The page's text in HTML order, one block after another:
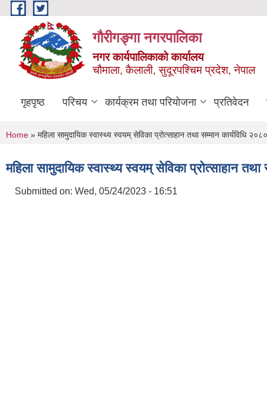
Skip to main content
गौरीगङ्गा नगरपालिका
नगर कार्यपालिकाको कार्यालय
चौमाला, कैलाली, सुदूरपश्चिम प्रदेश, नेपाल
गृहपृष्ठ परिचय कार्यक्रम तथा परियोजना प्रतिवेदन
You are here
Home » महिला सामुदायिक स्वास्थ्य स्वयम् सेविका प्रोत्साहान तथा सम्मान कार्यविधि २०८०
महिला सामुदायिक स्वास्थ्य स्वयम् सेविका प्रोत्साहान तथा
Submitted on: Wed, 05/24/2023 - 16:51